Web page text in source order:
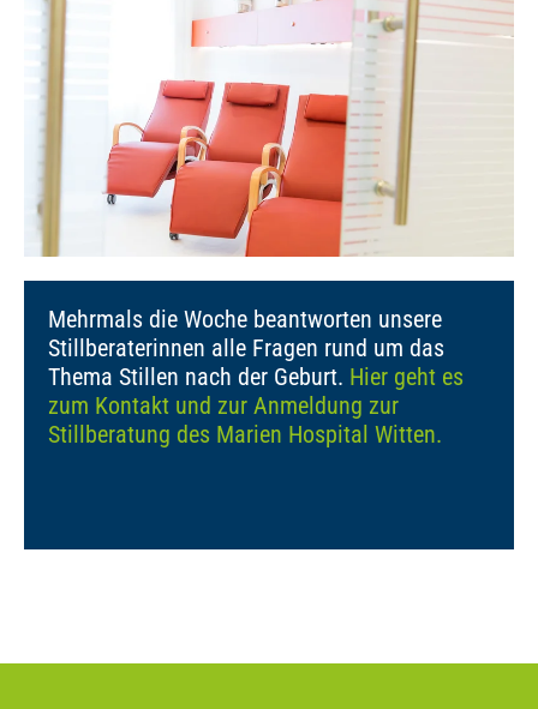
Mehrmals die Woche beantworten unsere
Stillberaterinnen alle Fragen rund um das
Thema Stillen nach der Geburt. Hier geht es
zum Kontakt und zur Anmeldung zur
Stillberatung des Marien Hospital Witten.